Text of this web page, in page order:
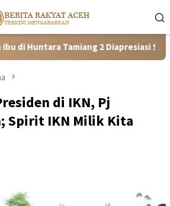
Tamiang 2 Diapresiasi Satgas PRR
di IKN, Pj
Spirit IKN Milik Kita